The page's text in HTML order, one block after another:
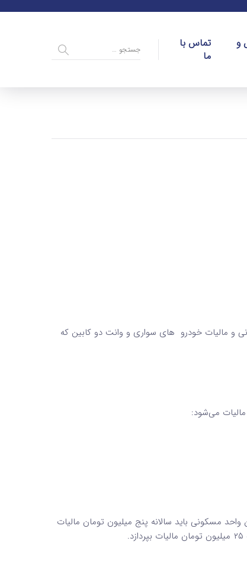
و
تماس با
ما
و مالیات خودرو های سواری و وانت دو کابین که
باشد، صاحب این واحد مسکونی باید سالانه پنج میلیون تومان مالیات